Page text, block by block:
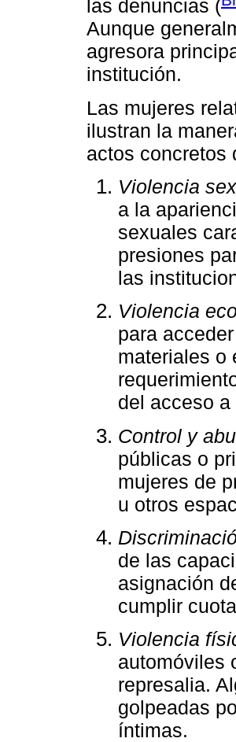
las denuncias (
Aunque
agresora
institución.
Las mujeres
ilustran la
actos concretos
Violencia
a la
sexuales
presiones
las
Violencia
para
materiales o
del acceso
Control y
públicas o
mujeres de
u otros
de las
asignación
cumplir
Violencia
automóviles
represalia.
golpeadas
íntimas.